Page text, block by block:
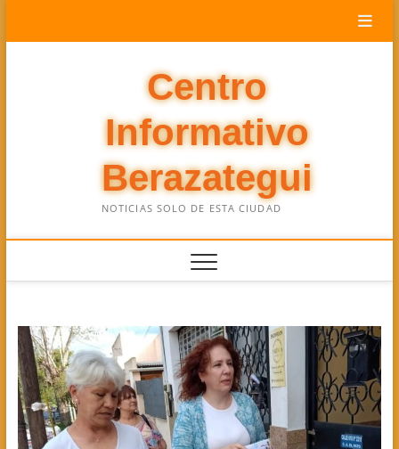
Centro
Informativo
Berazategui
NOTICIAS SOLO DE ESTA CIUDAD